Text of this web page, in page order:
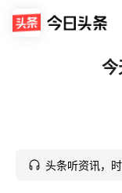
今
头条听资讯，